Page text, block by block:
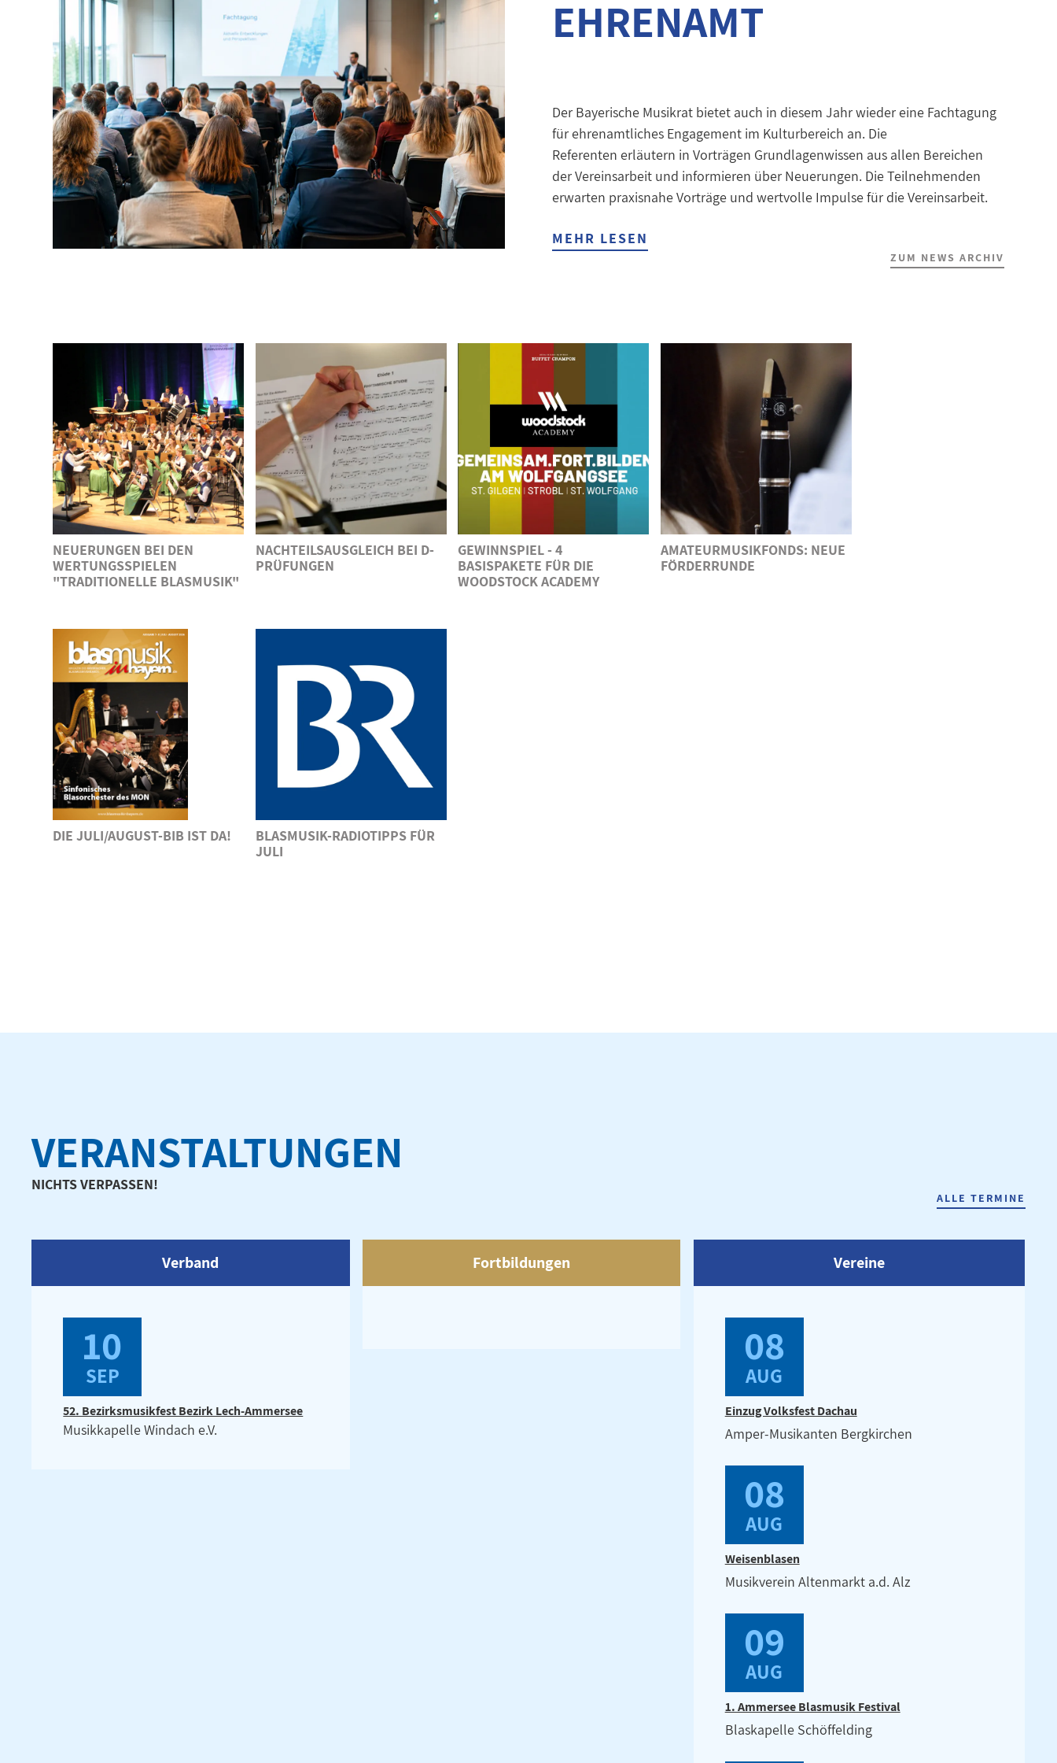
EHRENAMT
Der Bayerische Musikrat bietet auch in diesem Jahr wieder eine Fachtagung
für ehrenamtliches Engagement im Kulturbereich an. Die
Referenten erläutern in Vorträgen Grundlagenwissen aus allen Bereichen
der Vereinsarbeit und informieren über Neuerungen. Die Teilnehmenden
erwarten praxisnahe Vorträge und wertvolle Impulse für die Vereinsarbeit.
MEHR LESEN
ZUM NEWS ARCHIV
NEUERUNGEN BEI DEN
WERTUNGSSPIELEN
"TRADITIONELLE BLASMUSIK"
NACHTEILSAUSGLEICH BEI D-
PRÜFUNGEN
GEWINNSPIEL - 4
BASISPAKETE FÜR DIE
WOODSTOCK ACADEMY
AMATEURMUSIKFONDS: NEUE
FÖRDERRUNDE
DIE JULI/AUGUST-BIB IST DA!
BLASMUSIK-RADIOTIPPS FÜR
JULI
VERANSTALTUNGEN
NICHTS VERPASSEN!
ALLE TERMINE
Verband
10
SEP
52. Bezirksmusikfest Bezirk Lech-Ammersee
Musikkapelle Windach e.V.
Fortbildungen Vereine
08
AUG
Einzug Volksfest Dachau
Amper-Musikanten Bergkirchen
08
AUG
Weisenblasen
Musikverein Altenmarkt a.d. Alz
09
AUG
1. Ammersee Blasmusik Festival
Blaskapelle Schöffelding